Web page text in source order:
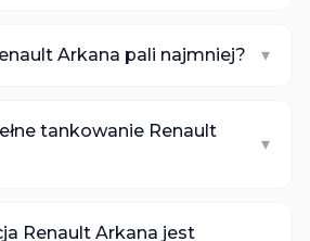
Arkana pali najmniej? ▾
tankowanie Renault
▾
Renault Arkana jest